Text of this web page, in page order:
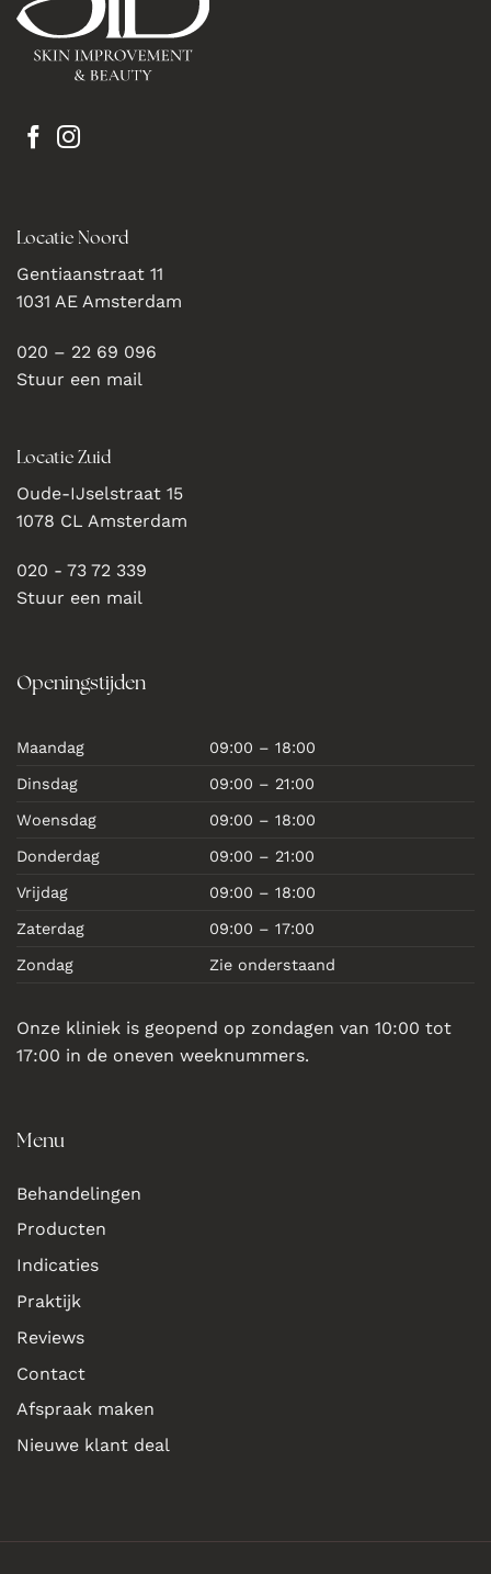
Locatie Noord
Gentiaanstraat 11
1031 AE Amsterdam
020 – 22 69 096
Stuur een mail
Locatie Zuid
Oude-IJselstraat 15
1078 CL Amsterdam
020 - 73 72 339
Stuur een mail
Openingstijden
Maandag 09:00 – 18:00
Dinsdag 09:00 – 21:00
Woensdag 09:00 – 18:00
Donderdag 09:00 – 21:00
Vrijdag 09:00 – 18:00
Zaterdag 09:00 – 17:00
Zondag Zie onderstaand
Onze kliniek is geopend op zondagen van 10:00 tot
17:00 in de oneven weeknummers.
Menu
Behandelingen
Producten
Indicaties
Praktijk
Reviews
Contact
Afspraak maken
Nieuwe klant deal